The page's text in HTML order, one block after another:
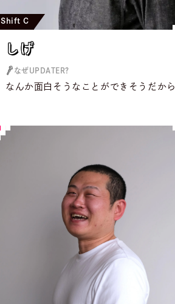
Shift C
しげ
しげ
なぜUPDATER?
なんか面白そうなことができそうだから